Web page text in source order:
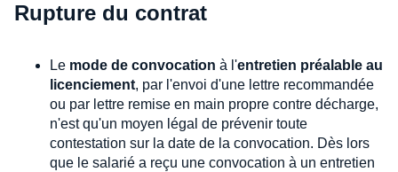
Rupture du contrat
Le mode de convocation à l'entretien préalable au
licenciement, par l'envoi d'une lettre recommandée
ou par lettre remise en main propre contre décharge,
n'est qu'un moyen légal de prévenir toute
contestation sur la date de la convocation. Dès lors
que le salarié a reçu une convocation à un entretien